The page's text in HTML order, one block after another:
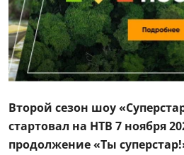
Второй сезон шоу
стартовал на НТВ 7 ноября
продолжение «Ты